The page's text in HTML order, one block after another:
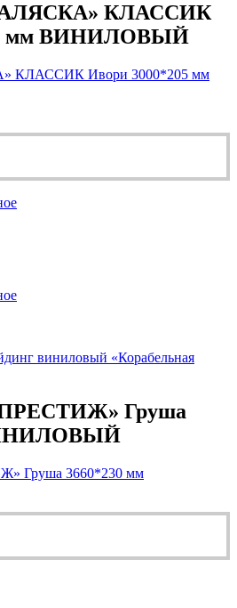
КЛАССИК
мм ВИНИЛОВЫЙ
КЛАССИК Ивори 3000*205 мм
виниловый «Корабельная
Груша
Груша 3660*230 мм